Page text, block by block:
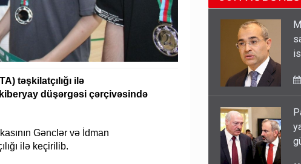
təşkilatçılığı ilə
düşərgəsi çərçivəsində
Gənclər və İdman
ilə keçirilib.